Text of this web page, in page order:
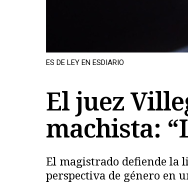
ES DE LEY EN ESDIARIO
El juez
machista:
El magistrado defiende la
perspectiva de género en